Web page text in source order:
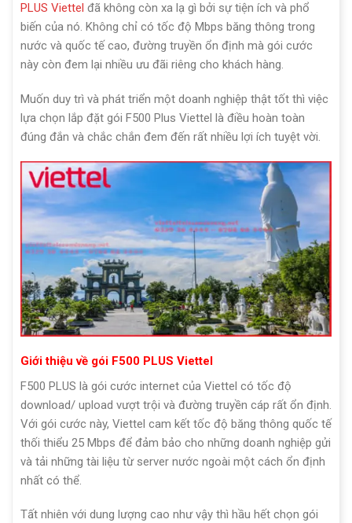
PLUS Viettel đã không còn xa lạ gì bởi sự tiện ích và phổ
biến của nó. Không chỉ có tốc độ Mbps băng thông trong
nước và quốc tế cao, đường truyền ổn định mà gói cước
này còn đem lại nhiều ưu đãi riêng cho khách hàng.
Muốn duy trì và phát triển một doanh nghiệp thật tốt thì việc
lựa chọn lắp đặt gói F500 Plus Viettel là điều hoàn toàn
đúng đắn và chắc chắn đem đến rất nhiều lợi ích tuyệt vời.
Giới thiệu về gói F500 PLUS Viettel
F500 PLUS là gói cước internet của Viettel có tốc độ
download/ upload vượt trội và đường truyền cáp rất ổn định.
Với gói cước này, Viettel cam kết tốc độ băng thông quốc tế
thối thiểu 25 Mbps để đảm bảo cho những doanh nghiệp gửi
và tải những tài liệu từ server nước ngoài một cách ổn định
nhất có thể.
Tất nhiên với dung lượng cao như vậy thì hầu hết chọn gói